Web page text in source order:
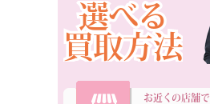
選べる
買取方法
お近くの店舗で